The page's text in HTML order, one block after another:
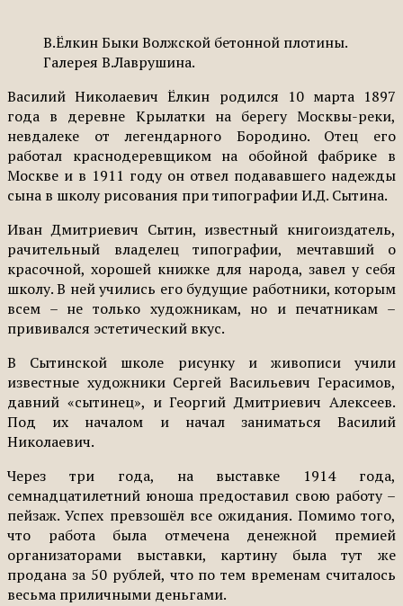
В.Ёлкин Быки Волжской бетонной плотины.
Галерея В.Лаврушина.
Василий Николаевич Ёлкин родился 10 марта 1897
года в деревне Крылатки на берегу Москвы-реки,
невдалеке от легендарного Бородино. Отец его
работал краснодеревщиком на обойной фабрике в
Москве и в 1911 году он отвел подававшего надежды
сына в школу рисования при типографии И.Д. Сытина.
Иван Дмитриевич Сытин, известный книгоиздатель,
рачительный владелец типографии, мечтавший о
красочной, хорошей книжке для народа, завел у себя
школу. В ней учились его будущие работники, которым
всем – не только художникам, но и печатникам –
прививался эстетический вкус.
В Сытинской школе рисунку и живописи учили
известные художники Сергей Васильевич Герасимов,
давний «сытинец», и Георгий Дмитриевич Алексеев.
Под их началом и начал заниматься Василий
Николаевич.
Через три года, на выставке 1914 года,
семнадцатилетний юноша предоставил свою работу –
пейзаж. Успех превзошёл все ожидания. Помимо того,
что работа была отмечена денежной премией
организаторами выставки, картину была тут же
продана за 50 рублей, что по тем временам считалось
весьма приличными деньгами.